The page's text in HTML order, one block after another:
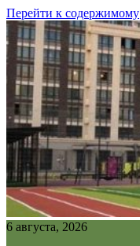
Перейти к содержимому
6 августа, 2026